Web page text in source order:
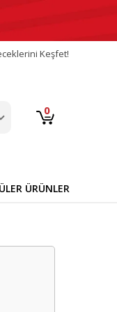
Keşfet!
0
ÜRÜNLER